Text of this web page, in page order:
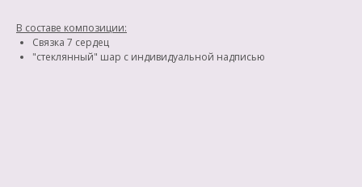
В составе композиции:
Связка 7 сердец
"стеклянный" шар с индивидуальной надписью